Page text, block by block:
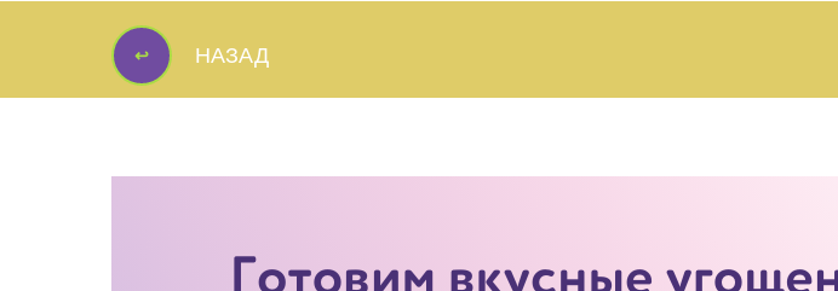
↩ НАЗАД
↩